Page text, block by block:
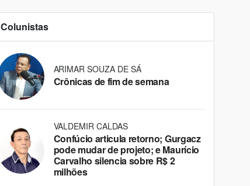
Colunistas
ARIMAR SOUZA DE SÁ
Crônicas de fim de semana
VALDEMIR CALDAS
Confúcio articula retorno; Gurgacz
pode mudar de projeto; e Maurício
Carvalho silencia sobre R$ 2
milhões